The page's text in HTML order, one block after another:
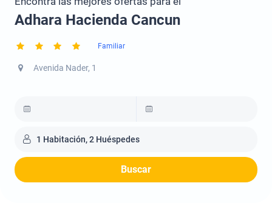
Adhara Hacienda Cancun
Familiar
Avenida Nader, 1
1 Habitación, 2 Huéspedes
Buscar